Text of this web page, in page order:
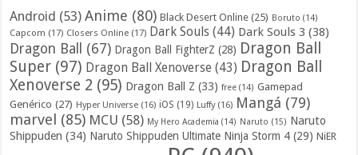
Android (53) Anime (80) Black Desert Online (25) Boruto (14)
Capcom (17) Closers Online (17) Dark Souls (44) Dark Souls 3 (38)
Dragon Ball (67) Dragon Ball FighterZ (28) Dragon Ball
Super (97) Dragon Ball Xenoverse (43) Dragon Ball
Xenoverse 2 (95) Dragon Ball Z (33) free (14) Gamepad
Genérico (27) Hyper Universe (16) iOS (19) Luffy(16) Mangá (79)
marvel (85) MCU (58) My Hero Academia (14) Naruto (15) Naruto
Shippuden (34) Naruto Shippuden Ultimate Ninja Storm 4 (29) NiER